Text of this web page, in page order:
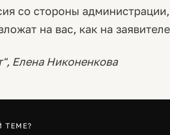
со стороны
на вас, как на
Елена Никоненкова